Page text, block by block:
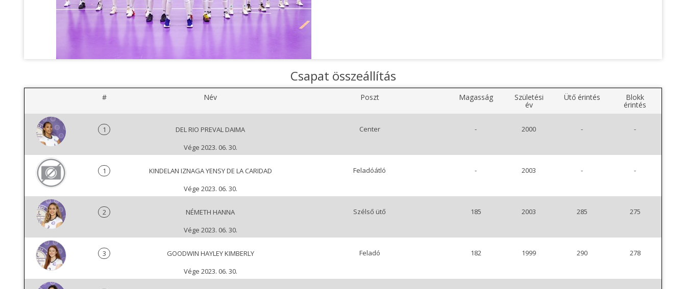
Csapat összeállítás
# Név Poszt Magasság Születési
év
Ütő érintés Blokk
érintés
1
DEL RIO PREVAL DAIMA
Vége 2023. 06. 30.
Center - 2000 - -
1
KINDELAN IZNAGA YENSY DE LA CARIDAD
Vége 2023. 06. 30.
Feladóátló - 2003 - -
2
NÉMETH HANNA
Vége 2023. 06. 30.
Szélső ütő 185 2003 285 275
3
GOODWIN HAYLEY KIMBERLY
Vége 2023. 06. 30.
Feladó 182 1999 290 278